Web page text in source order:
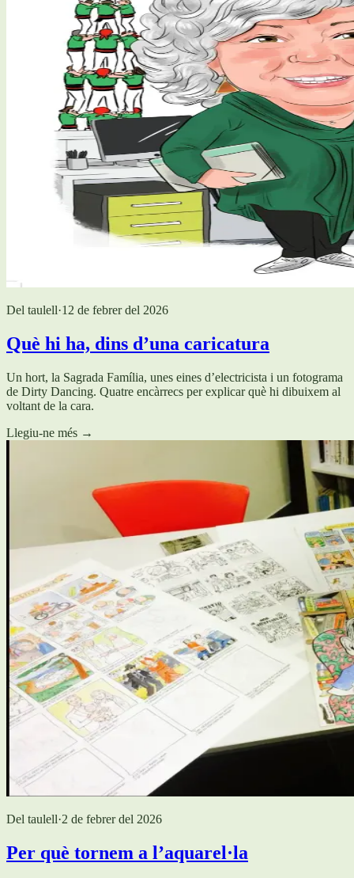
Del taulell·12 de febrer del 2026
Què hi ha, dins d’una caricatura
Un hort, la Sagrada Família, unes eines d’electricista i un fotograma
de Dirty Dancing. Quatre encàrrecs per explicar què hi dibuixem al
voltant de la cara.
Llegiu-ne més →
Del taulell·2 de febrer del 2026
Per què tornem a l’aquarel·la